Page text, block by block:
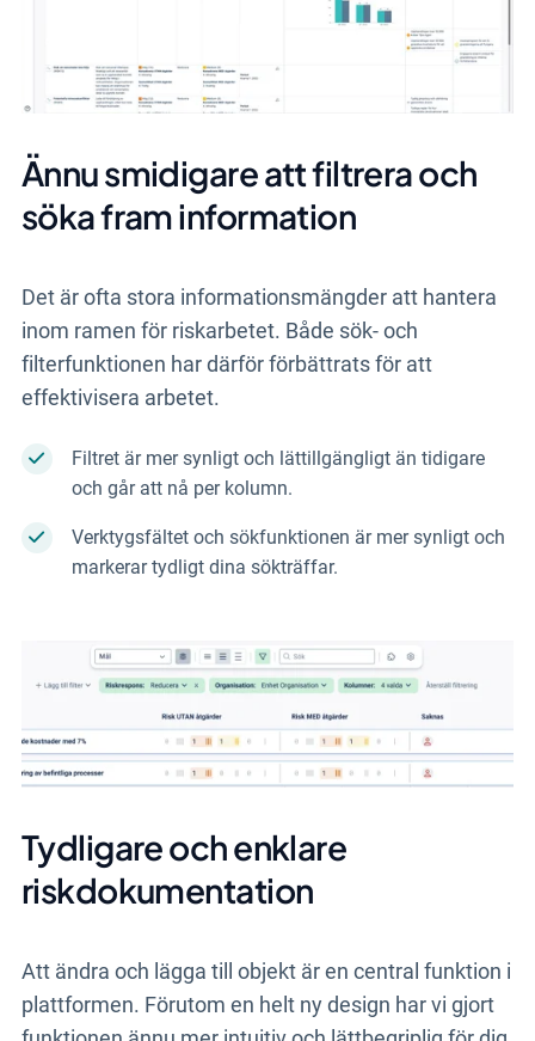
Ännu smidigare att filtrera och
söka fram information
Det är ofta stora informationsmängder att hantera
inom ramen för riskarbetet. Både sök- och
filterfunktionen har därför förbättrats för att
effektivisera arbetet.
Filtret är mer synligt och lättillgängligt än tidigare
och går att nå per kolumn.
Verktygsfältet och sökfunktionen är mer synligt och
markerar tydligt dina sökträffar.
Tydligare och enklare
riskdokumentation
Att ändra och lägga till objekt är en central funktion i
plattformen. Förutom en helt ny design har vi gjort